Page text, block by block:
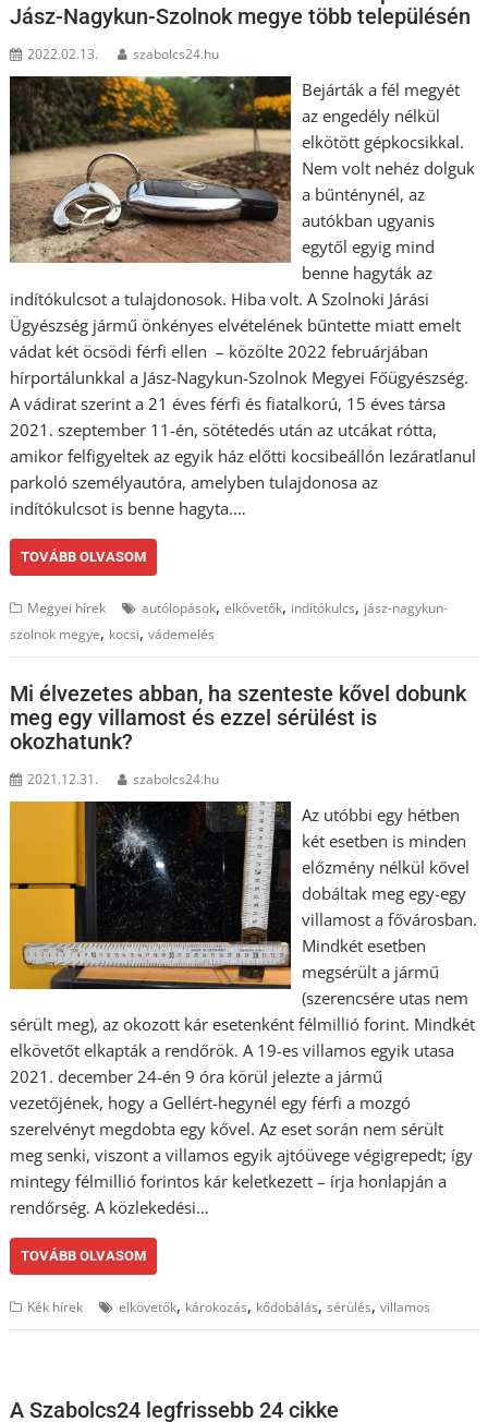
Jász-Nagykun-Szolnok megye több településén
2022.02.13. szabolcs24.hu
Bejárták a fél megyét
az engedély nélkül
elkötött gépkocsikkal.
Nem volt nehéz dolguk
a bűnténynél, az
autókban ugyanis
egytől egyig mind
benne hagyták az
indítókulcsot a tulajdonosok. Hiba volt. A Szolnoki Járási
Ügyészség jármű önkényes elvételének bűntette miatt emelt
vádat két öcsödi férfi ellen – közölte 2022 februárjában
hírportálunkkal a Jász-Nagykun-Szolnok Megyei Főügyészség.
A vádirat szerint a 21 éves férfi és fiatalkorú, 15 éves társa
2021. szeptember 11-én, sötétedés után az utcákat rótta,
amikor felfigyeltek az egyik ház előtti kocsibeállón lezáratlanul
parkoló személyautóra, amelyben tulajdonosa az
indítókulcsot is benne hagyta.…
TOVÁBB OLVASOM
Megyei hírek autólopások,elkövetők, indítókulcs, jász-nagykun-
szolnok megye, kocsi,vádemelés
Mi élvezetes abban, ha szenteste kővel dobunk
meg egy villamost és ezzel sérülést is
okozhatunk?
2021.12.31. szabolcs24.hu
Az utóbbi egy hétben
két esetben is minden
előzmény nélkül kővel
dobáltak meg egy-egy
villamost a fővárosban.
Mindkét esetben
megsérült a jármű
(szerencsére utas nem
sérült meg), az okozott kár esetenként félmillió forint. Mindkét
elkövetőt elkapták a rendőrök. A 19-es villamos egyik utasa
2021. december 24-én 9 óra körül jelezte a jármű
vezetőjének, hogy a Gellért-hegynél egy férfi a mozgó
szerelvényt megdobta egy kővel. Az eset során nem sérült
meg senki, viszont a villamos egyik ajtóüvege végigrepedt; így
mintegy félmillió forintos kár keletkezett – írja honlapján a
rendőrség. A közlekedési…
TOVÁBB OLVASOM
Kék hírek elkövetők, károkozás, kődobálás,sérülés,villamos
A Szabolcs24 legfrissebb 24 cikke